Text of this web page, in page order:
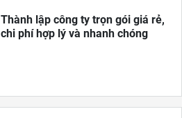
Thành lập công ty trọn gói giá rẻ,
chi phí hợp lý và nhanh chóng